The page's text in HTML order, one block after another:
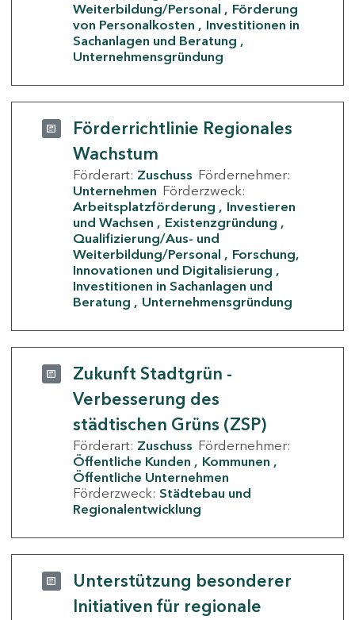
Weiterbildung/Personal
Förderung
von Personalkosten
Investitionen in
Sachanlagen und Beratung
Unternehmensgründung
Förderrichtlinie Regionales
Wachstum
Förderart: Zuschuss Fördernehmer:
Unternehmen Förderzweck:
Arbeitsplatzförderung
Investieren
und Wachsen
Existenzgründung
Qualifizierung/Aus- und
Weiterbildung/Personal
Forschung,
Innovationen und Digitalisierung
Investitionen in Sachanlagen und
Beratung
Unternehmensgründung
Zukunft Stadtgrün -
Verbesserung des
städtischen Grüns (ZSP)
Förderart: Zuschuss Fördernehmer:
Öffentliche Kunden
Kommunen
Öffentliche Unternehmen
Förderzweck: Städtebau und
Regionalentwicklung
Unterstützung besonderer
Initiativen für regionale